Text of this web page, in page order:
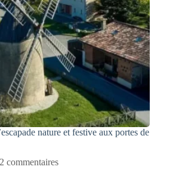
nature et festive aux portes de
commentaires